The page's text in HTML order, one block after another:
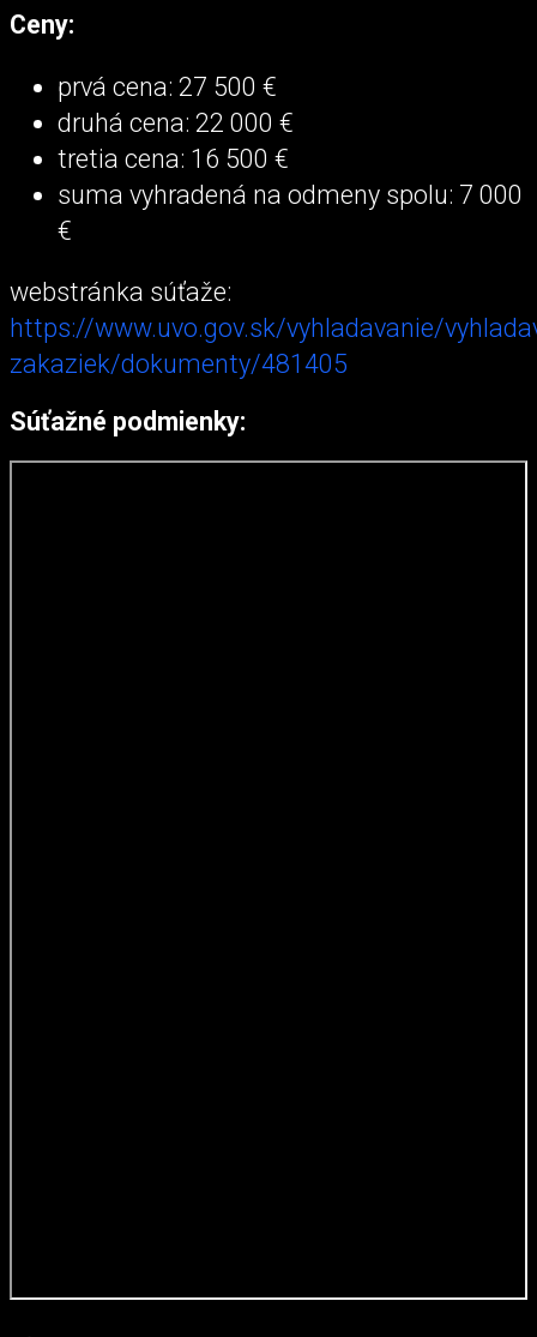
Ceny:
prvá cena: 27 500 €
druhá cena: 22 000 €
tretia cena: 16 500 €
suma vyhradená na odmeny spolu: 7 000
€
webstránka súťaže:
https://www.uvo.gov.sk/vyhladavanie/
zakaziek/dokumenty/481405
Súťažné podmienky: